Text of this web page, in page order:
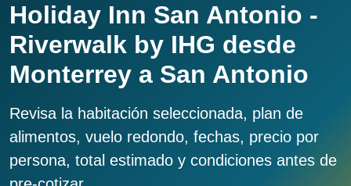
Holiday Inn San Antonio -
Riverwalk by IHG desde
Monterrey a San Antonio
Revisa la habitación seleccionada, plan de
alimentos, vuelo redondo, fechas, precio por
persona, total estimado y condiciones antes de